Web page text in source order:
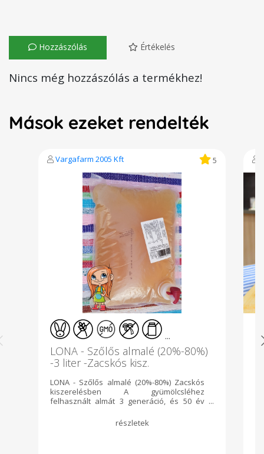
Hozzászólás Értékelés
Nincs még hozzászólás a termékhez!
Mások ezeket rendelték
Vargafarm 2005 Kft 5
...
LONA - Szőlős almalé (20%-80%)
-3 liter -Zacskós kisz.
LONA - Szőlős almalé (20%-80%) Zacskós
kiszerelésben A gyümölcsléhez
felhasznált almát 3 generáció, és 50 év
gazdaságunkban állítjuk elő, mely az
ország gyümölcsöskertjében, a Bereg